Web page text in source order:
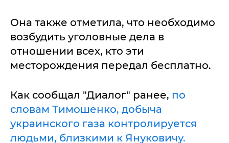
Она также отметила, что необходимо
возбудить уголовные дела в
отношении всех, кто эти
месторождения передал бесплатно.
Как сообщал "Диалог" ранее, по
словам Тимошенко, добыча
украинского газа контролируется
людьми, близкими к Януковичу.